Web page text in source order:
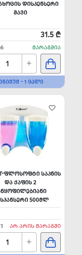
ᲓᲘᲡᲞᲔᲜᲡᲔᲠᲘ
ᲨᲐᲕᲘ
31.5 ₾
ᲛᲐᲠᲐᲒᲨᲘᲐ
+
- 1 ᲪᲐᲚᲘ
ᲤᲚᲝᲡᲝᲤᲢᲘ ᲡᲐᲞᲜᲘᲡ
ᲓᲐ ᲥᲐᲤᲘᲡ 2
500ᲛᲚ
ᲐᲠ ᲐᲠᲘᲡ ᲛᲐᲠᲐᲒᲨᲘ
+